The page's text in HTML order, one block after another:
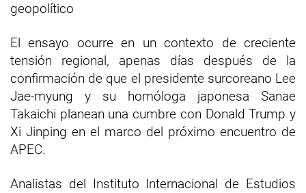
geopolítico
El ensayo ocurre en un contexto de creciente
tensión regional, apenas días después de la
confirmación de que el presidente surcoreano Lee
Jae-myung y su homóloga japonesa Sanae
Takaichi planean una cumbre con Donald Trump y
Xi Jinping en el marco del próximo encuentro de
APEC.
Analistas del Instituto Internacional de Estudios